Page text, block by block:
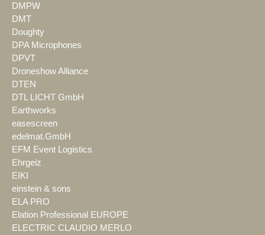
DMPW
DMT
Doughty
DPA Microphones
DPVT
Droneshow Alliance
DTEN
DTL LICHT GmbH
Earthworks
easescreen
edelmat.GmbH
EFM Event Logistics
Ehrgeiz
EIKI
einstein & sons
ELA PRO
Elation Professional EUROPE
ELECTRIC CLAUDIO MERLO